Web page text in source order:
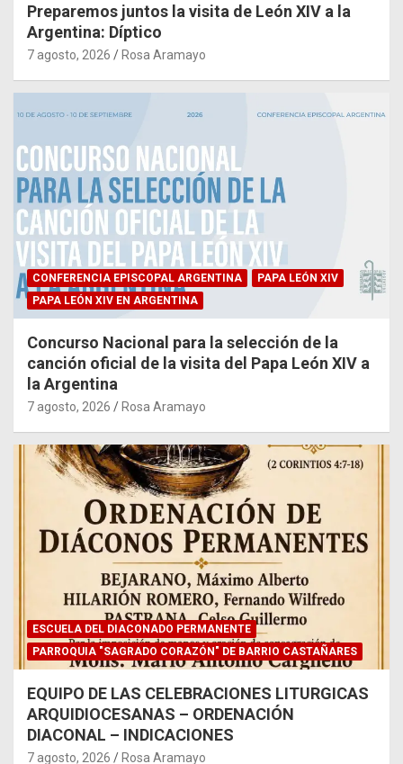
Preparemos juntos la visita de León XIV a la
Argentina: Díptico
7 agosto, 2026 Rosa Aramayo
CONFERENCIA EPISCOPAL ARGENTINA
PAPA LEÓN XIV
PAPA LEÓN XIV EN ARGENTINA
Concurso Nacional para la selección de la
canción oficial de la visita del Papa León XIV a
la Argentina
7 agosto, 2026 Rosa Aramayo
ESCUELA DEL DIACONADO PERMANENTE
PARROQUIA "SAGRADO CORAZÓN" DE BARRIO CASTAÑARES
EQUIPO DE LAS CELEBRACIONES LITURGICAS
ARQUIDIOCESANAS – ORDENACIÓN
DIACONAL – INDICACIONES
7 agosto, 2026 Rosa Aramayo